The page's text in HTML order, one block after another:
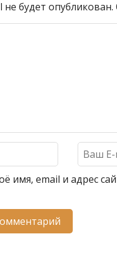
будет опубликован.
имя, email и адрес